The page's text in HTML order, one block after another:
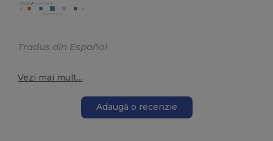
Tradus din Español
Vezi mai mult...
Adaugă o recenzie